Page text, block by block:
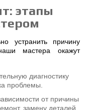
этапы
устранить причину
мастера окажут
диагностику
проблемы.
от причины
замену деталей